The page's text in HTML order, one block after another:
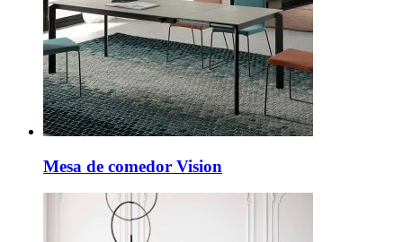
Mesa de comedor Vision